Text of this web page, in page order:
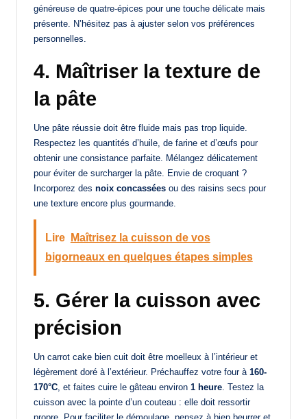
généreuse de quatre-épices pour une touche délicate mais
présente. N’hésitez pas à ajuster selon vos préférences
personnelles.
4. Maîtriser la texture de
la pâte
Une pâte réussie doit être fluide mais pas trop liquide.
Respectez les quantités d’huile, de farine et d’œufs pour
obtenir une consistance parfaite. Mélangez délicatement
pour éviter de surcharger la pâte. Envie de croquant ?
Incorporez des noix concassées ou des raisins secs pour
une texture encore plus gourmande.
Lire
Maîtrisez la cuisson de vos
bigorneaux en quelques étapes simples
5. Gérer la cuisson avec
précision
Un carrot cake bien cuit doit être moelleux à l’intérieur et
légèrement doré à l’extérieur. Préchauffez votre four à 160-
170°C , et faites cuire le gâteau environ 1 heure . Testez la
cuisson avec la pointe d’un couteau : elle doit ressortir